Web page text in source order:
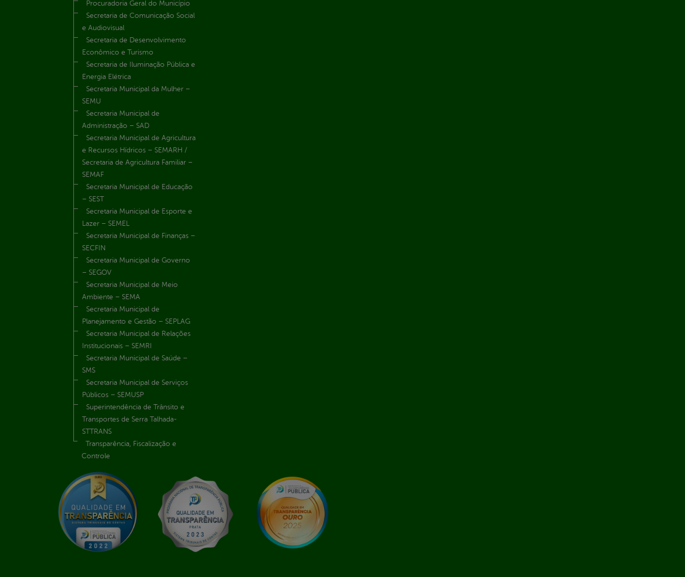
Procuradoria Geral do Município
Secretaria de Comunicação Social
e Audiovisual
Secretaria de Desenvolvimento
Econômico e Turismo
Secretaria de Iluminação Pública e
Energia Elétrica
Secretaria Municipal da Mulher –
SEMU
Secretaria Municipal de
Administração – SAD
Secretaria Municipal de Agricultura
e Recursos Hídricos – SEMARH /
Secretaria de Agricultura Familiar –
SEMAF
Secretaria Municipal de Educação
– SEST
Secretaria Municipal de Esporte e
Lazer – SEMEL
Secretaria Municipal de Finanças –
SECFIN
Secretaria Municipal de Governo
– SEGOV
Secretaria Municipal de Meio
Ambiente – SEMA
Secretaria Municipal de
Planejamento e Gestão – SEPLAG
Secretaria Municipal de Relações
Institucionais – SEMRI
Secretaria Municipal de Saúde –
SMS
Secretaria Municipal de Serviços
Públicos – SEMUSP
Superintendência de Trânsito e
Transportes de Serra Talhada-
STTRANS
Transparência, Fiscalização e
Controle